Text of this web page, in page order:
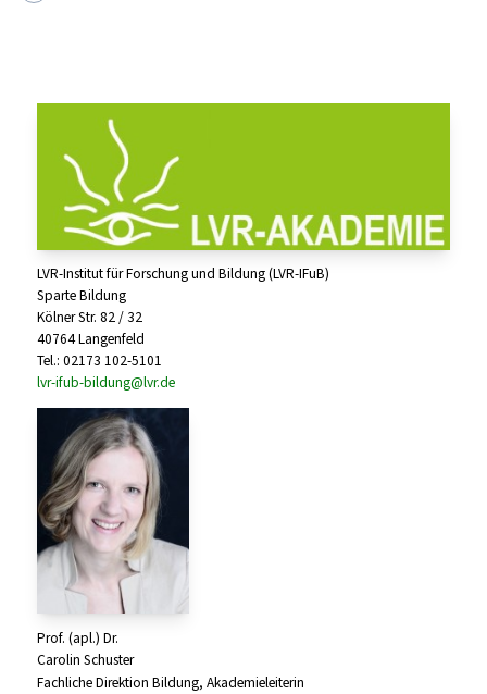
LVR-Institut für Forschung und Bildung (LVR-IFuB)
Sparte Bildung
Kölner Str. 82 / 32
40764 Langenfeld
Tel.: 02173 102-5101
lvr-ifub-bildung@lvr.de
Prof. (apl.) Dr.
Carolin Schuster
Fachliche Direktion Bildung, Akademieleiterin